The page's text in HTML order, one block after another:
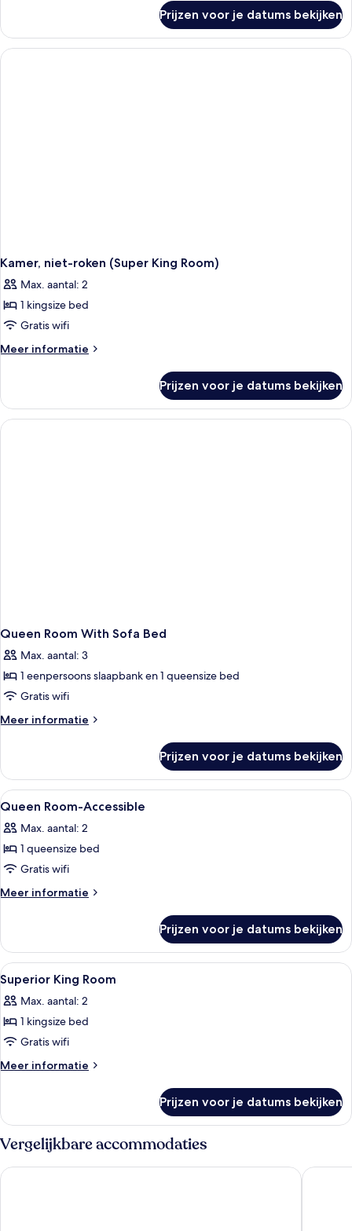
kamer,
kingsize
Prijzen voor je datums bekijken
Kamer, niet-roken (Super King Room)
Max. aantal: 2
1 kingsize bed
Gratis wifi
Meer informatie
Meer
niet-
roken
(Super
Prijzen voor je datums bekijken
Queen Room With Sofa Bed
Max. aantal: 3
1 eenpersoons slaapbank en 1 queensize bed
Gratis wifi
Meer informatie
Meer
Room
With
Sofa
Prijzen voor je datums bekijken
Alle
foto's
voor
Queen
Room-
Accessible
Een kluis op de kamer, een
3
Queen Room-Accessible
Max. aantal: 2
1 queensize bed
Gratis wifi
Meer informatie
Meer
Room-
Accessible
Prijzen voor je datums bekijken
Alle
foto's
voor
Superior
King
Room
Een kluis op de kamer, een
1
Superior King Room
Max. aantal: 2
1 kingsize bed
Gratis wifi
Meer informatie
Meer
King
Room
Prijzen voor je datums bekijken
Vergelijkbare accommodaties
Apex City of Bath Hotel